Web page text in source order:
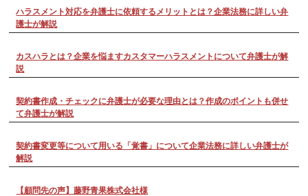
ハラスメント対応を弁護士に依頼するメリットとは？企業法務に詳しい弁
護士が解説
カスハラとは？企業を悩ますカスタマーハラスメントについて弁護士が解
説
契約書作成・チェックに弁護士が必要な理由とは？作成のポイントも併せ
て弁護士が解説
契約書変更等について用いる「覚書」について企業法務に詳しい弁護士が
解説
【顧問先の声】藤野青果株式会社様